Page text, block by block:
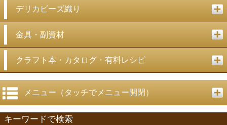
デリカビーズ織り
金具・副資材
クラフト本・カタログ・有料レシピ
メニュー（タッチでメニュー開閉）
キーワードで検索